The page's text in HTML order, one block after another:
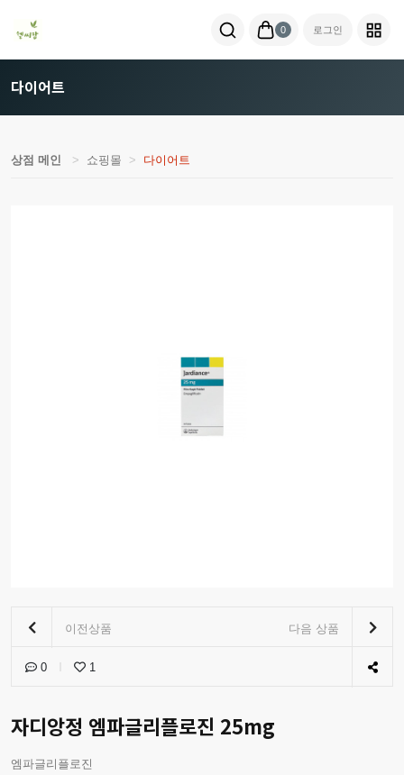
0 로그인
다이어트
상점 메인 쇼핑몰 다이어트
이전상품 다음 상품
0 1
자디앙정 엠파글리플로진 25mg
엠파글리플로진